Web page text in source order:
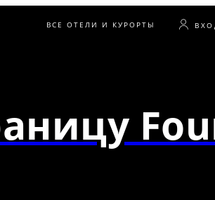
ВСЕ ОТЕЛИ И КУРОРТЫ